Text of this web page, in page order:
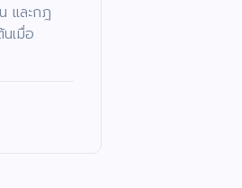
และกฎ
เมื่อ